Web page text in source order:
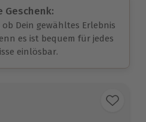
Geschenk:
Dein gewähltes Erlebnis
es ist bequem für jedes
einlösbar.